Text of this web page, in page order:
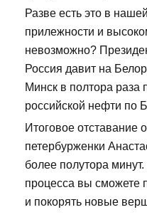
Разве есть это в
прилежности и
невозможно?
Россия давит на
Минск в полтора раза
российской нефти по
Итоговое отставание
петербурженки
более полутора
процесса вы сможете
и покорять новые